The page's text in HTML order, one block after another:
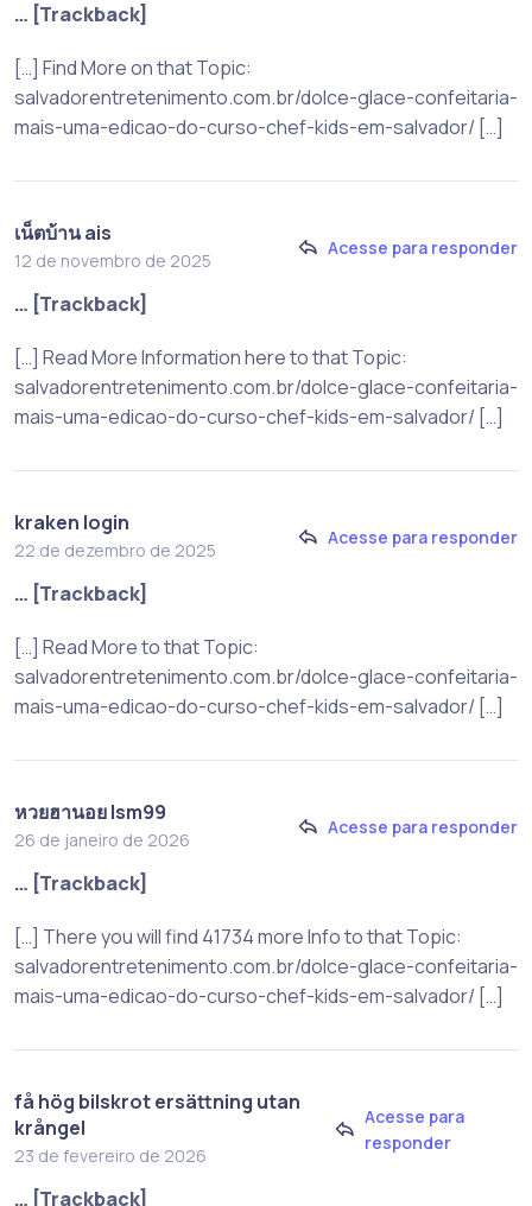
… [Trackback]
[…] Find More on that Topic:
salvadorentretenimento.com.br/dolce-glace-confeitaria-
mais-uma-edicao-do-curso-chef-kids-em-salvador/ […]
เน็ตบ้าน ais
12 de novembro de 2025
Acesse para responder
… [Trackback]
[…] Read More Information here to that Topic:
salvadorentretenimento.com.br/dolce-glace-confeitaria-
mais-uma-edicao-do-curso-chef-kids-em-salvador/ […]
kraken login
22 de dezembro de 2025
Acesse para responder
… [Trackback]
[…] Read More to that Topic:
salvadorentretenimento.com.br/dolce-glace-confeitaria-
mais-uma-edicao-do-curso-chef-kids-em-salvador/ […]
หวยฮานอย lsm99
26 de janeiro de 2026
Acesse para responder
… [Trackback]
[…] There you will find 41734 more Info to that Topic:
salvadorentretenimento.com.br/dolce-glace-confeitaria-
mais-uma-edicao-do-curso-chef-kids-em-salvador/ […]
få hög bilskrot ersättning utan
krångel
23 de fevereiro de 2026
Acesse para
responder
… [Trackback]